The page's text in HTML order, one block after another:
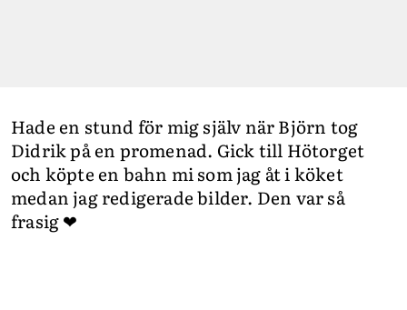
Hade en stund för mig själv när Björn tog
Didrik på en promenad. Gick till Hötorget
och köpte en bahn mi som jag åt i köket
medan jag redigerade bilder. Den var så
frasig ❤